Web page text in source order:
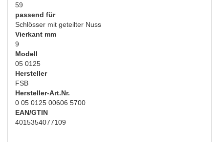
59
passend für
Schlösser mit geteilter Nuss
Vierkant mm
9
Modell
05 0125
Hersteller
FSB
Hersteller-Art.Nr.
0 05 0125 00606 5700
EAN/GTIN
4015354077109